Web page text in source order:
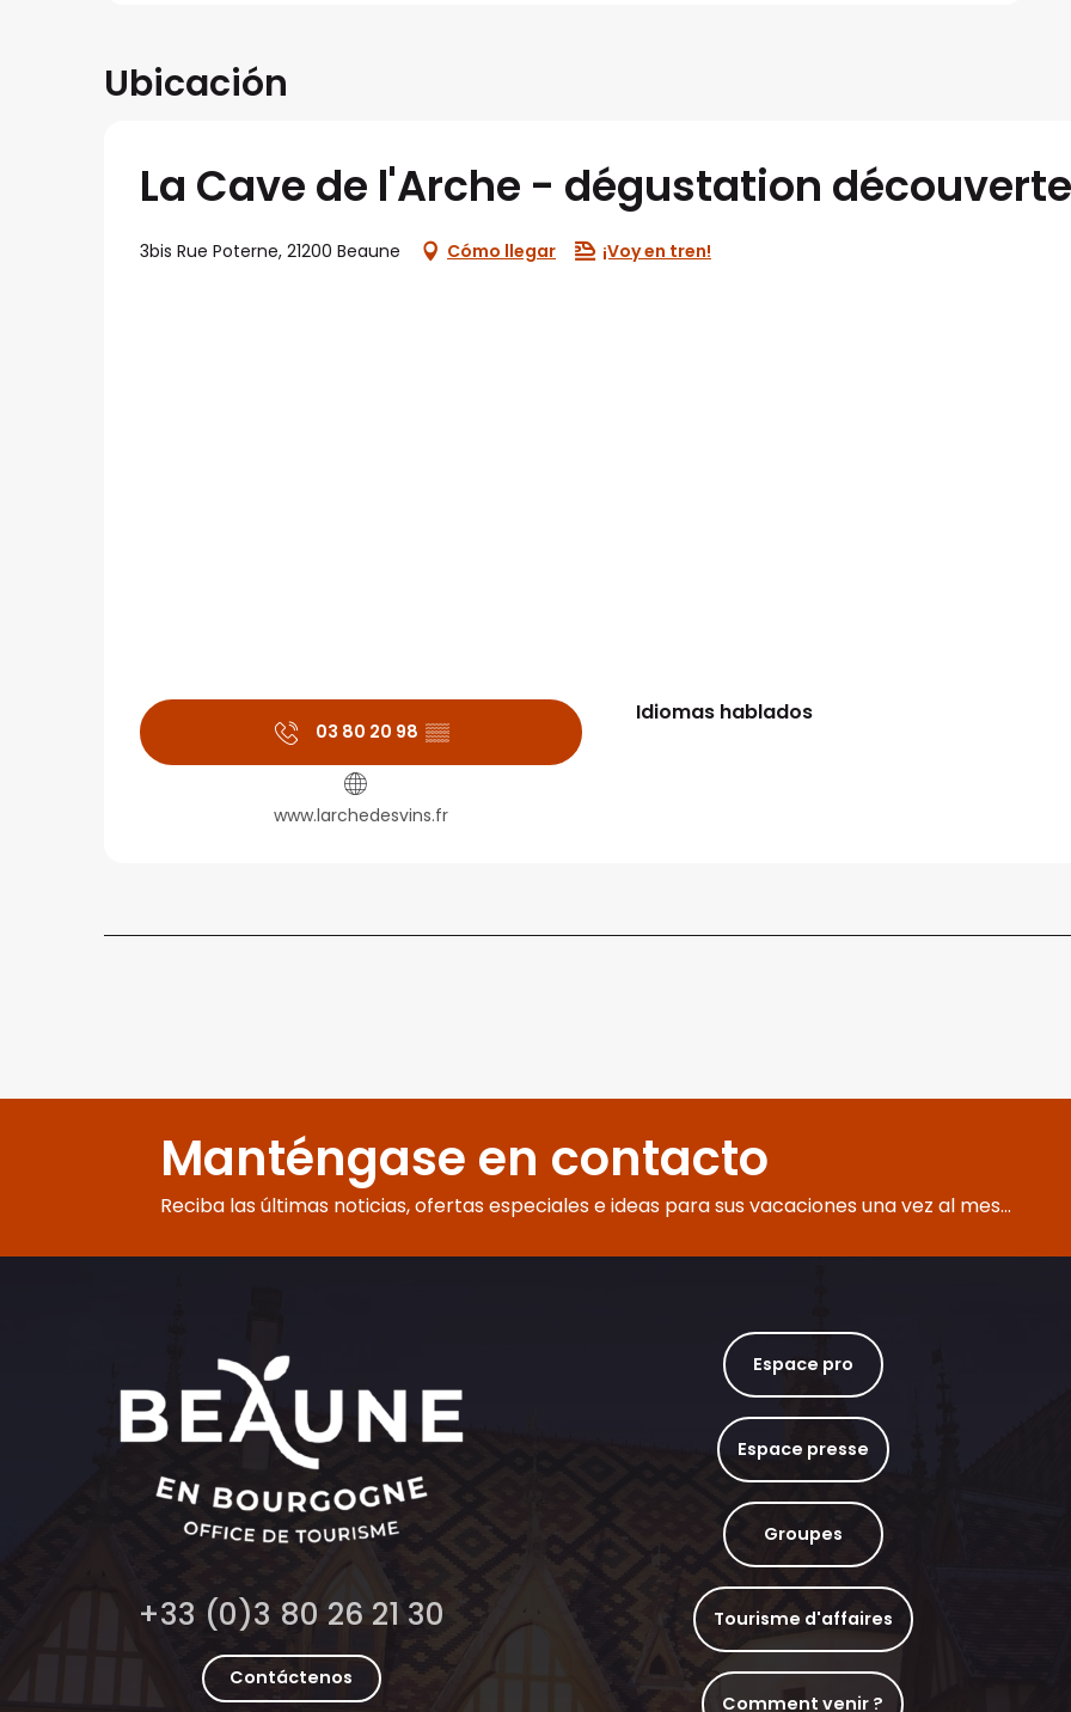
Ubicación
La Cave de l'Arche - dégustation découverte
3bis Rue Poterne, 21200 Beaune Cómo llegar ¡Voy en tren!
03 80 20 98 ▒▒
www.larchedesvins.fr
Idiomas hablados
Idiomas hablados
Manténgase en contacto
Reciba las últimas noticias, ofertas especiales e ideas para sus vacaciones una vez al mes...
+33 (0)3 80 26 21 30
Contáctenos
Espace pro
Espace presse
Groupes
Tourisme d'affaires
Comment venir ?